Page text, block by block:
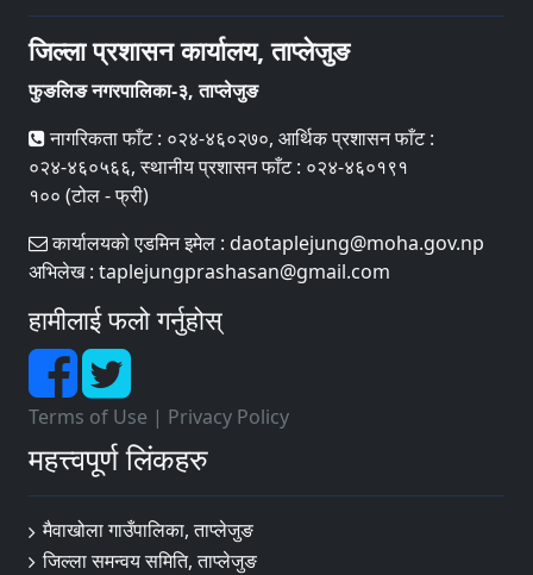
जिल्ला प्रशासन कार्यालय, ताप्लेजुङ
फुङलिङ नगरपालिका-३, ताप्लेजुङ
नागरिकता फाँट : ०२४-४६०२७०, आर्थिक प्रशासन फाँट :
०२४-४६०५६६, स्थानीय प्रशासन फाँट : ०२४-४६०१९१
१०० (टोल - फ्री)
कार्यालयको एडमिन इमेल : daotaplejung@moha.gov.np
अभिलेख : taplejungprashasan@gmail.com
हामीलाई फलो गर्नुहोस्
Terms of Use | Privacy Policy
महत्त्वपूर्ण लिंकहरु
मैवाखोला गाउँपालिका, ताप्लेजुङ
जिल्ला समन्वय समिति, ताप्लेजुङ